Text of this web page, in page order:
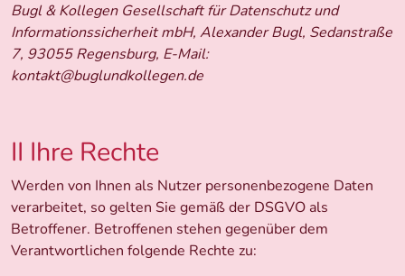
Bugl & Kollegen Gesellschaft für Datenschutz und
Informationssicherheit mbH, Alexander Bugl, Sedanstraße
7, 93055 Regensburg, E-Mail:
kontakt@buglundkollegen.de
II Ihre Rechte
Werden von Ihnen als Nutzer personenbezogene Daten
verarbeitet, so gelten Sie gemäß der DSGVO als
Betroffener. Betroffenen stehen gegenüber dem
Verantwortlichen folgende Rechte zu: